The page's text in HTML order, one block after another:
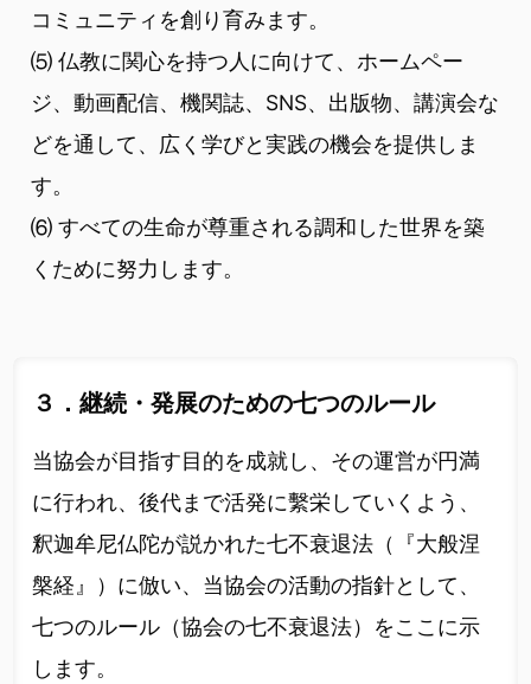
コミュニティを創り育みます。
⑸ 仏教に関心を持つ人に向けて、ホームペー
ジ、動画配信、機関誌、SNS、出版物、講演会な
どを通して、広く学びと実践の機会を提供しま
す。
⑹ すべての生命が尊重される調和した世界を築
くために努力します。
３．継続・発展のための七つのルール
当協会が目指す目的を成就し、その運営が円満
に行われ、後代まで活発に繫栄していくよう、
釈迦牟尼仏陀が説かれた七不衰退法（『大般涅
槃経』）に倣い、当協会の活動の指針として、
七つのルール（協会の七不衰退法）をここに示
します。